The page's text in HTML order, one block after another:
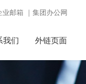
业邮箱 ｜ 集团办公网
我们 外链页面